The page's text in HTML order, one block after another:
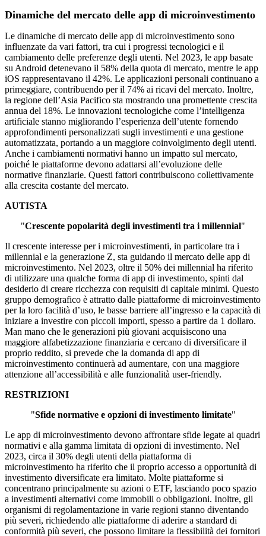
Dinamiche del mercato delle app di microinvestimento
Le dinamiche di mercato delle app di microinvestimento sono
influenzate da vari fattori, tra cui i progressi tecnologici e il
cambiamento delle preferenze degli utenti. Nel 2023, le app basate
su Android detenevano il 58% della quota di mercato, mentre le app
iOS rappresentavano il 42%. Le applicazioni personali continuano a
primeggiare, contribuendo per il 74% ai ricavi del mercato. Inoltre,
la regione dell’Asia Pacifico sta mostrando una promettente crescita
annua del 18%. Le innovazioni tecnologiche come l’intelligenza
artificiale stanno migliorando l’esperienza dell’utente fornendo
approfondimenti personalizzati sugli investimenti e una gestione
automatizzata, portando a un maggiore coinvolgimento degli utenti.
Anche i cambiamenti normativi hanno un impatto sul mercato,
poiché le piattaforme devono adattarsi all’evoluzione delle
normative finanziarie. Questi fattori contribuiscono collettivamente
alla crescita costante del mercato.
AUTISTA
"Crescente popolarità degli investimenti tra i millennial"
Il crescente interesse per i microinvestimenti, in particolare tra i
millennial e la generazione Z, sta guidando il mercato delle app di
microinvestimento. Nel 2023, oltre il 50% dei millennial ha riferito
di utilizzare una qualche forma di app di investimento, spinti dal
desiderio di creare ricchezza con requisiti di capitale minimi. Questo
gruppo demografico è attratto dalle piattaforme di microinvestimento
per la loro facilità d’uso, le basse barriere all’ingresso e la capacità di
iniziare a investire con piccoli importi, spesso a partire da 1 dollaro.
Man mano che le generazioni più giovani acquisiscono una
maggiore alfabetizzazione finanziaria e cercano di diversificare il
proprio reddito, si prevede che la domanda di app di
microinvestimento continuerà ad aumentare, con una maggiore
attenzione all’accessibilità e alle funzionalità user-friendly.
RESTRIZIONI
"Sfide normative e opzioni di investimento limitate"
Le app di microinvestimento devono affrontare sfide legate ai quadri
normativi e alla gamma limitata di opzioni di investimento. Nel
2023, circa il 30% degli utenti della piattaforma di
microinvestimento ha riferito che il proprio accesso a opportunità di
investimento diversificate era limitato. Molte piattaforme si
concentrano principalmente su azioni o ETF, lasciando poco spazio
a investimenti alternativi come immobili o obbligazioni. Inoltre, gli
organismi di regolamentazione in varie regioni stanno diventando
più severi, richiedendo alle piattaforme di aderire a standard di
conformità più severi, che possono limitare la flessibilità dei fornitori